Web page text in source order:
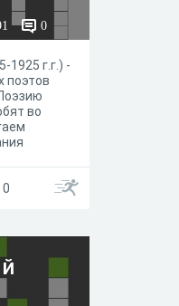
0
1925 г.г.) -
поэтов
во
или
0